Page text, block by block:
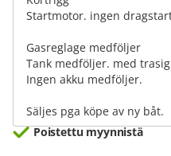
Startmotor. ingen
Gasreglage medföljer
Tank medföljer. med
Ingen akku medföljer.
Säljes pga köpe av ny båt.
Poistettu myynnistä